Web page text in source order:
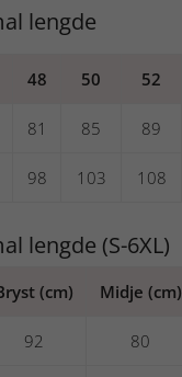
lengde
48 50 52
81 85 89
98 103 108
lengde (S-6XL)
(cm) Midje (cm)
92 80